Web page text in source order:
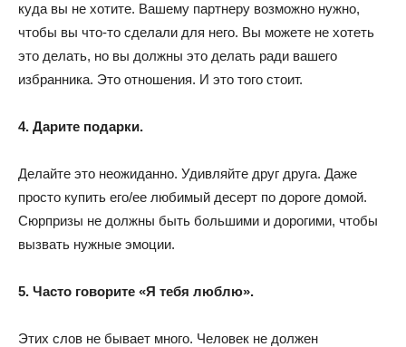
куда вы не хотите. Вашему партнеру возможно нужно,
чтобы вы что-то сделали для него. Вы можете не хотеть
это делать, но вы должны это делать ради вашего
избранника. Это отношения. И это того стоит.
4. Дарите подарки.
Делайте это неожиданно. Удивляйте друг друга. Даже
просто купить его/ее любимый десерт по дороге домой.
Сюрпризы не должны быть большими и дорогими, чтобы
вызвать нужные эмоции.
5. Часто говорите «Я тебя люблю».
Этих слов не бывает много. Человек не должен